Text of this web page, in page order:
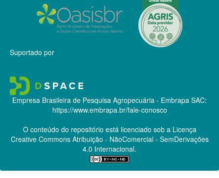
Suportado por
Empresa Brasileira de Pesquisa Agropecuária - Embrapa SAC:
https://www.embrapa.br/fale-conosco
O conteúdo do repositório está licenciado sob a Licença
Creative CommonsAtribuição - NãoComercial - SemDerivações
4.0 Internacional.